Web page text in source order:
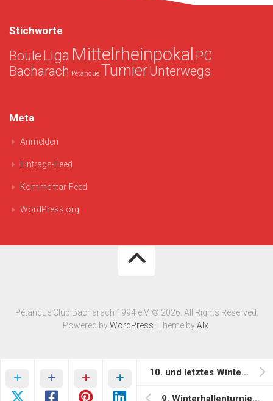
10. und letztes Winterhallenturnier in Rockenhausen für die Saison 09/10
9. Winterhallenturnier in Rockenhausen
Stichworte
Boule Liga Mittelrheinpokal PC
Bacharach Pétanque TurnierUnterwegs
Meta
Anmelden
Eintrags-Feed
Kommentar-Feed
WordPress.org
Pétanque Club Bacharach 1994 e.V. © 2026. All Rights Reserved.
Powered byWordPress . Theme byAlx